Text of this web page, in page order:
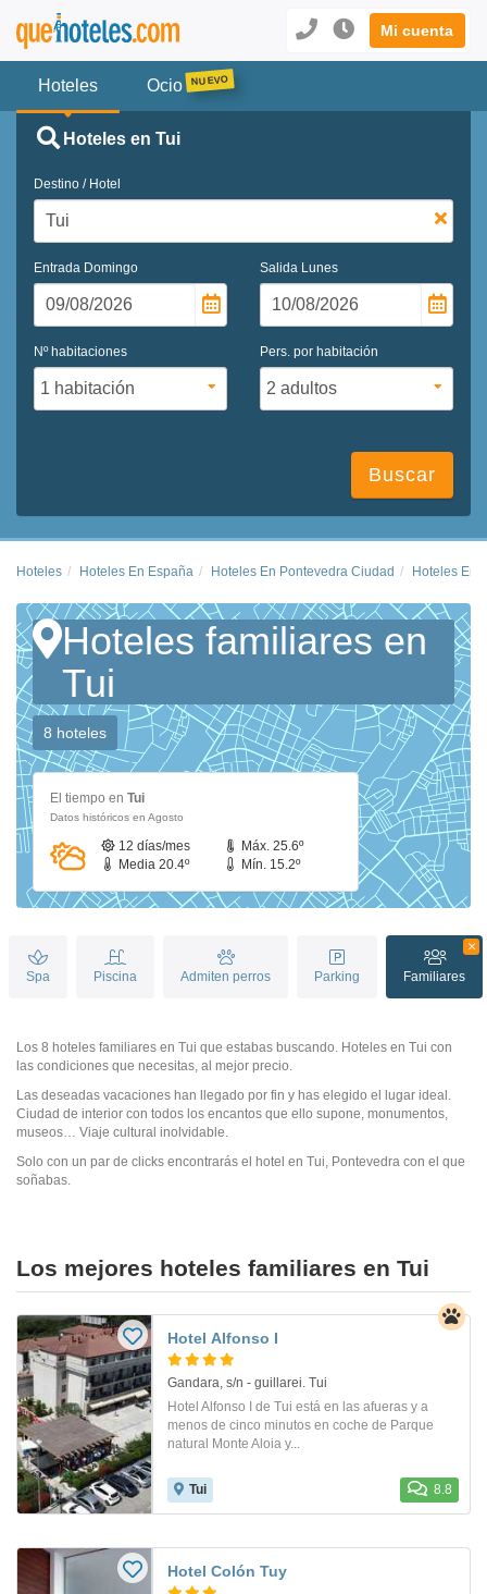
Mi cuenta
Hoteles Ocio
Hoteles en Tui
Destino / Hotel
Entrada Domingo Salida Lunes
Nº habitaciones Pers. por habitación
Buscar
Hoteles Hoteles En España Hoteles En Pontevedra Ciudad Hoteles En
Hoteles familiares en
Tui
8 hoteles
El tiempo en Tui
Datos históricos en Agosto
12 días/mes
Máx. 25.6º
Media 20.4º
Mín. 15.2º
Spa Piscina Admiten perros Parking Familiares
Los 8 hoteles familiares en Tui que estabas buscando. Hoteles en Tui con
las condiciones que necesitas, al mejor precio.
Las deseadas vacaciones han llegado por fin y has elegido el lugar ideal.
Ciudad de interior con todos los encantos que ello supone, monumentos,
museos… Viaje cultural inolvidable.
Solo con un par de clicks encontrarás el hotel en Tui, Pontevedra con el que
soñabas.
Los mejores hoteles familiares en Tui
Hotel Alfonso I
Gandara, s/n - guillarei. Tui
Hotel Alfonso I de Tui está en las afueras y a
menos de cinco minutos en coche de Parque
natural Monte Aloia y...
Tui 8.8
Hotel Colón Tuy